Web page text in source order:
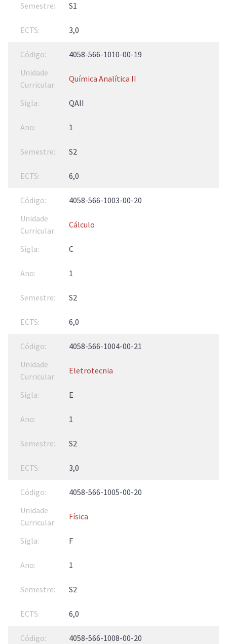
S1
3,0
4058-566-1010-00-19
Química Analítica II
QAII
1
S2
6,0
4058-566-1003-00-20
Cálculo
C
1
S2
6,0
4058-566-1004-00-21
Eletrotecnia
E
1
S2
3,0
4058-566-1005-00-20
Física
F
1
S2
6,0
4058-566-1008-00-20